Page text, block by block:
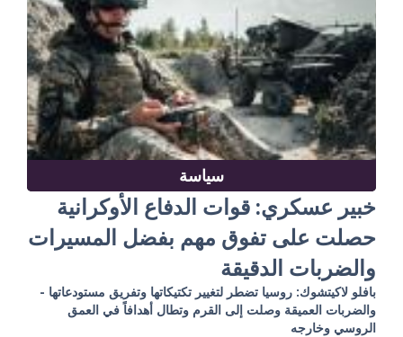
سياسة
خبير عسكري: قوات الدفاع الأوكرانية
حصلت على تفوق مهم بفضل المسيرات
والضربات الدقيقة
بافلو لاكيتشوك: روسيا تضطر لتغيير تكتيكاتها وتفريق مستودعاتها -
والضربات العميقة وصلت إلى القرم وتطال أهدافاً في العمق
الروسي وخارجه